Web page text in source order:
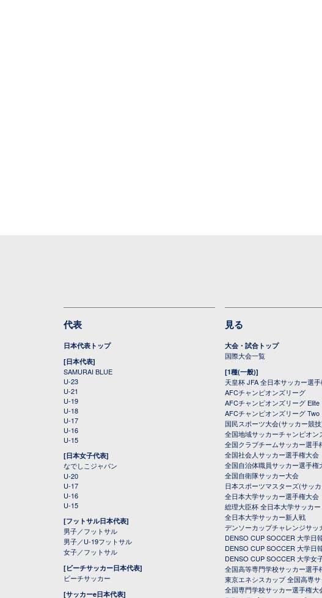
代表
日本代表トップ
[日本代表]
SAMURAI BLUE
U-23
U-21
U-19
U-18
U-17
U-16
U-15
[日本女子代表]
なでしこジャパン
U-20
U-17
U-16
U-15
[フットサル日本代表]
男子／フットサル
男子／U-19フットサル
女子／フットサル
[ビーチサッカー日本代表]
ビーチサッカー
[サッカーe日本代表]
見る
大会・試合トップ
国際大会一覧
[1種(一般)]
天皇杯 JFA 全日本サッカー選
AFCチャンピオンズリーグ
AFCチャンピオンズリーグ Elite
AFCチャンピオンズリーグ Two
国民スポーツ大会(サッカー競
全国地域サッカーチャンピオン
全国クラブチームサッカー選手
全国社会人サッカー選手権大会
全国自治体職員サッカー選手権
全国自衛隊サッカー大会
日本スポーツマスターズ(サッ
全日本大学サッカー選手権大会
総理大臣杯 全日本大学サッカ
全日本大学サッカー新人戦
デンソーカップチャレンジサッ
DENSO CUP SOCCER 大学日
DENSO CUP SOCCER 大学日
DENSO CUP SOCCER 大学女
全国高等専門学校サッカー選手
東京エネシスカップ 全国高専
全国専門学校サッカー選手権大